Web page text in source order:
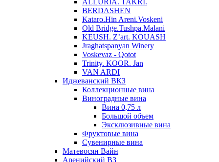
ALLURIA. TAKRI.
BERDASHEN
Kataro.Hin Areni.Voskeni
Old Bridge.Tushpa.Malani
KEUSH. Z’art. KOUASH
Jraghatspanyan Winery
Voskevaz - Qotot
Trinity. KOOR. Jan
VAN ARDI
Иджеванский ВКЗ
Коллекционные вина
Виноградные вина
Вина 0,75 л
Большой объем
Эксклюзивные вина
Фруктовые вина
Cувенирные вина
Матевосян Вайн
Аренийский ВЗ